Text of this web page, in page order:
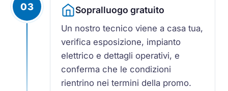
03 Sopralluogo gratuito
Un nostro tecnico viene a casa tua,
verifica esposizione, impianto
elettrico e dettagli operativi, e
conferma che le condizioni
rientrino nei termini della promo.